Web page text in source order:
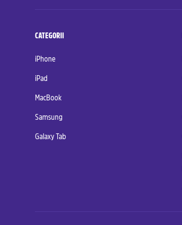
CATEGORII
iPhone
iPad
MacBook
Samsung
Galaxy Tab